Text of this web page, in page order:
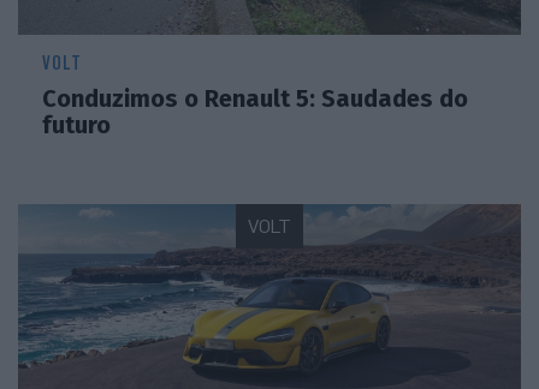
VOLT
Conduzimos o Renault 5: Saudades do
futuro
VOLT